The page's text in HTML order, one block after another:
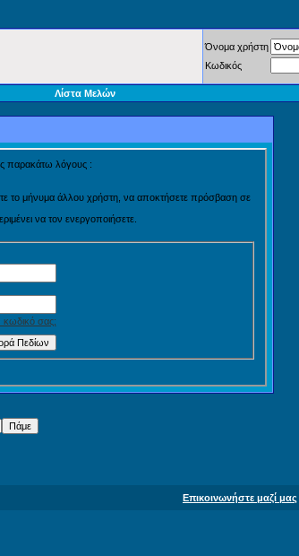
Όνομα χρήστη
Κωδικός
Λίστα Μελών
παρακάτω λόγους :
το μήνυμα άλλου χρήστη, να αποκτήσετε πρόσβαση σε
να τον ενεργοποιήσετε.
κωδικό σας;
Επικοινωνήστε μαζί μας